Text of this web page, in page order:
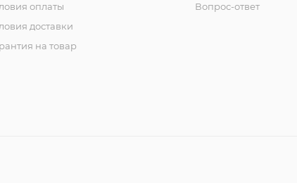
оплаты
доставки
на товар
Вопрос-ответ